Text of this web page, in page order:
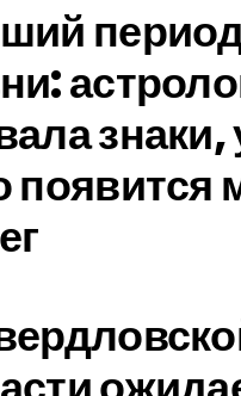
знаки,
появится